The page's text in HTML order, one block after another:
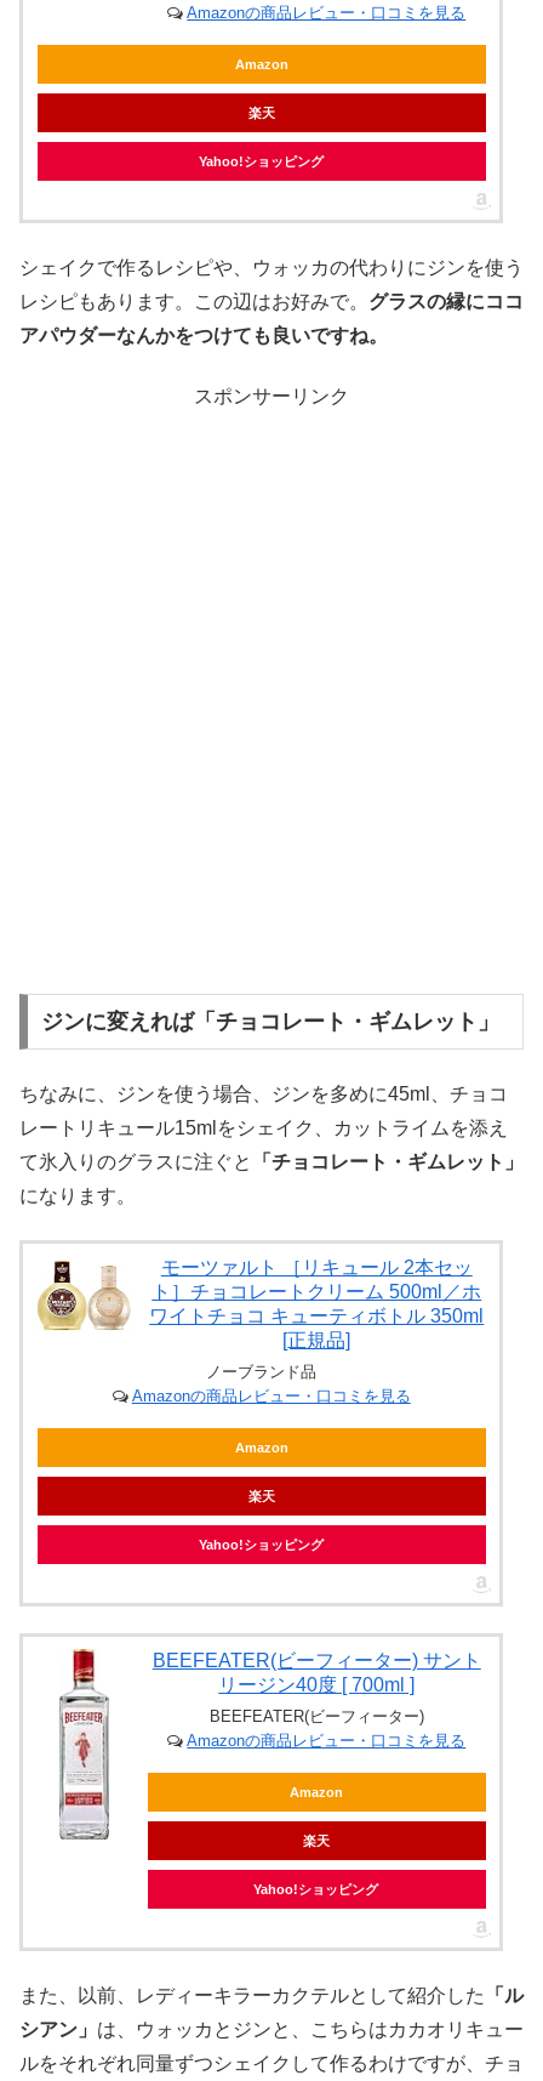
Amazonの商品レビュー・口コミを見る
Amazon
楽天
Yahoo!ショッピング
シェイクで作るレシピや、ウォッカの代わりにジンを使う
レシピもあります。この辺はお好みで。 グラスの縁にココ
アパウダーなんかをつけても良いですね。
スポンサーリンク
ジンに変えれば「チョコレート・ギムレット」
ちなみに、ジンを使う場合、ジンを多めに45ml、チョコ
レートリキュール15mlをシェイク、カットライムを添え
て氷入りのグラスに注ぐと
「チョコレート・ギムレット」
になります。
モーツァルト ［リキュール 2本セッ
ト］チョコレートクリーム 500ml／ホ
ワイトチョコ キューティボトル 350ml
[正規品]
ノーブランド品
Amazonの商品レビュー・口コミを見る
Amazon
楽天
Yahoo!ショッピング
BEEFEATER(ビーフィーター) サント
リージン40度 [ 700ml ]
BEEFEATER(ビーフィーター)
Amazonの商品レビュー・口コミを見る
Amazon
楽天
Yahoo!ショッピング
また、以前、レディーキラーカクテルとして紹介した
「ル
シアン」 は、ウォッカとジンと、こちらはカカオリキュー
ルをそれぞれ同量ずつシェイクして作るわけですが、チョ